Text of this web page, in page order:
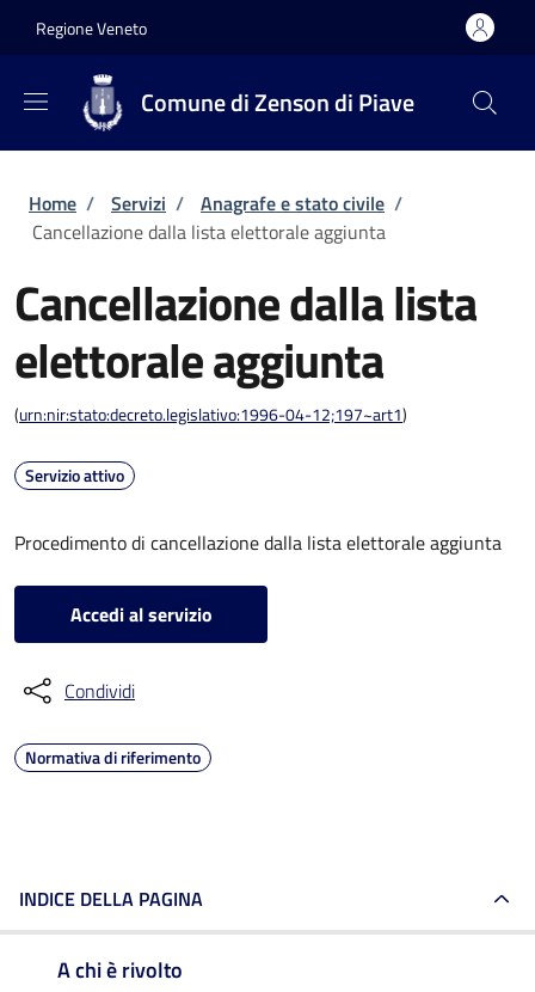
Regione Veneto
Comune di Zenson di Piave
Briciole di pane
Home / Servizi / Anagrafe e stato civile /
Cancellazione dalla lista elettorale aggiunta
Cancellazione dalla lista
elettorale aggiunta
(urn:nir:stato:decreto.legislativo:1996-04-12;197~art1)
Servizio attivo
Procedimento di cancellazione dalla lista elettorale aggiunta
Accedi al servizio
Condividi
Normativa di riferimento
INDICE DELLA PAGINA
A chi è rivolto